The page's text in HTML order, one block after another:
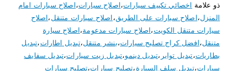
ذو علامة اخصائي تكييف سيارات،اصلاح سيارات،اصلاح سيارات امام
المنزل،اصلاح سيارات على الطريق،اصلاح سيارات متنقل،اصلاح
سيارات متنقل الكويت،اصلاح سيارات مدعومة،اصلاح سيارة
متنقل،افضل كراج تصليح سيارات،بنشر متنقل،تبديل اطارات،تبديل
بطاريات،تبديل تواير ،تبديل دينمو،تبديل زيت سيارات،تبديل سفايف
سيارات،تبديل سلف السيارة،تصليح سيارات،تصليح سيارات